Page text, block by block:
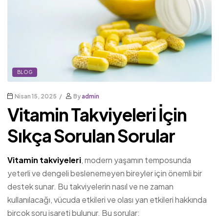
BLOG
Nisan 15, 2025 Byadmin
Vitamin Takviyeleri İçin
Sıkça Sorulan Sorular
Vitamin takviyeleri, modern yaşamın temposunda
yeterli ve dengeli beslenemeyen bireyler için önemli bir
destek sunar. Bu takviyelerin nasıl ve ne zaman
kullanılacağı, vücuda etkileri ve olası yan etkileri hakkında
birçok soru işareti bulunur. Bu sorular: